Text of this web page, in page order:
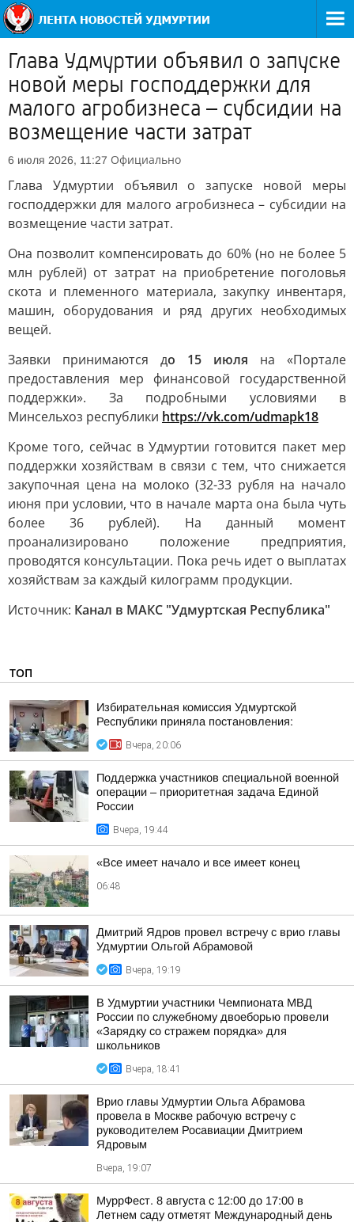
Глава Удмуртии объявил о запуске
новой меры господдержки для
малого агробизнеса – субсидии на
возмещение части затрат
6 июля 2026, 11:27 Официально
Глава Удмуртии объявил о запуске новой меры
господдержки для малого агробизнеса – субсидии на
возмещение части затрат.
Она позволит компенсировать до 60% (но не более 5
млн рублей) от затрат на приобретение поголовья
скота и племенного материала, закупку инвентаря,
машин, оборудования и ряд других необходимых
вещей.
Заявки принимаются до 15 июля на «Портале
предоставления мер финансовой государственной
поддержки». За подробными условиями в
Минсельхоз республики https://vk.com/udmapk18
Кроме того, сейчас в Удмуртии готовится пакет мер
поддержки хозяйствам в связи с тем, что снижается
закупочная цена на молоко (32-33 рубля на начало
июня при условии, что в начале марта она была чуть
более 36 рублей). На данный момент
проанализировано положение предприятия,
проводятся консультации. Пока речь идет о выплатах
хозяйствам за каждый килограмм продукции.
Источник: Канал в МАКС "Удмуртская Республика"
ТОП
Избирательная комиссия Удмуртской
Республики приняла постановления:
Вчера, 20:06
Поддержка участников специальной военной
операции – приоритетная задача Единой
России
Вчера, 19:44
«Все имеет начало и все имеет конец
06:48
Дмитрий Ядров провел встречу с врио главы
Удмуртии Ольгой Абрамовой
Вчера, 19:19
В Удмуртии участники Чемпионата МВД
России по служебному двоеборью провели
«Зарядку со стражем порядка» для
школьников
Вчера, 18:41
Врио главы Удмуртии Ольга Абрамова
провела в Москве рабочую встречу с
руководителем Росавиации Дмитрием
Ядровым
Вчера, 19:07
МуррФест. 8 августа с 12:00 до 17:00 в
Летнем саду отметят Международный день